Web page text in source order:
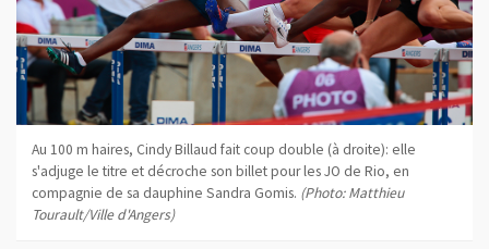
Au 100 m haires, Cindy Billaud fait coup double (à droite): elle
s'adjuge le titre et décroche son billet pour les JO de Rio, en
compagnie de sa dauphine Sandra Gomis. (Photo: Matthieu
Tourault/Ville d'Angers)